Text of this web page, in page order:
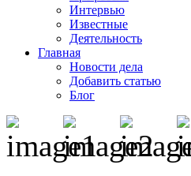
Интервью
Известные
Деятельность
Главная
Новости дела
Добавить статью
Блог